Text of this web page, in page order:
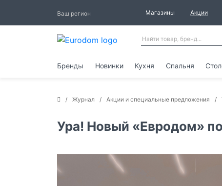
Ваш регион Магазины Акции
Бренды Новинки Кухня Спальня
Журнал Акции и специальные предложения
Ура! Новый «Евродом»